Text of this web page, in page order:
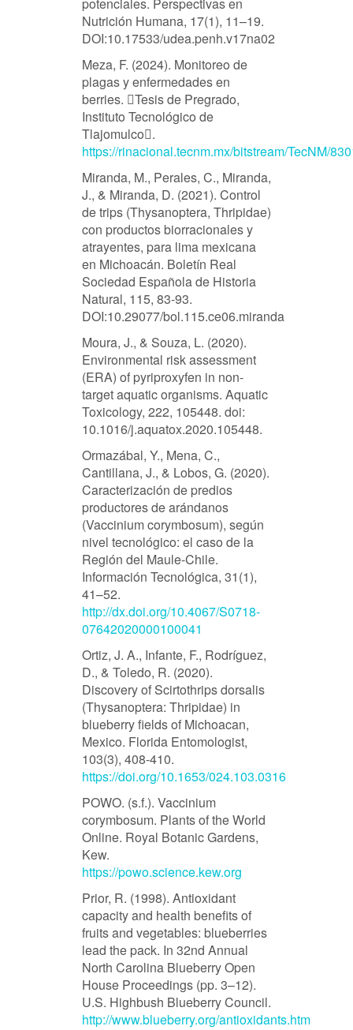
Nutrición Humana, 17(1), 11–19.
DOI:10.17533/udea.penh.v17na02
Meza, F. (2024). Monitoreo de
plagas y enfermedades en
berries. Tesis de Pregrado,
Instituto Tecnológico de
Tlajomulco.
https://rinacional.tecnm.mx/bitstream/TecNM/
Miranda, M., Perales, C., Miranda,
J., & Miranda, D. (2021). Control
de trips (Thysanoptera, Thripidae)
con productos biorracionales y
atrayentes, para lima mexicana
en Michoacán. Boletín Real
Sociedad Española de Historia
Natural, 115, 83-93.
DOI:10.29077/bol.115.ce06.miranda
Moura, J., & Souza, L. (2020).
Environmental risk assessment
(ERA) of pyriproxyfen in non-
target aquatic organisms. Aquatic
Toxicology, 222, 105448. doi:
10.1016/j.aquatox.2020.105448.
Ormazábal, Y., Mena, C.,
Cantillana, J., & Lobos, G. (2020).
Caracterización de predios
productores de arándanos
(Vaccinium corymbosum), según
nivel tecnológico: el caso de la
Región del Maule-Chile.
Información Tecnológica, 31(1),
41–52.
http://dx.doi.org/10.4067/S0718-
07642020000100041
Ortiz, J. A., Infante, F., Rodríguez,
D., & Toledo, R. (2020).
Discovery of Scirtothrips dorsalis
(Thysanoptera: Thripidae) in
blueberry fields of Michoacan,
Mexico. Florida Entomologist,
103(3), 408-410.
https://doi.org/10.1653/024.103.0316
POWO. (s.f.). Vaccinium
corymbosum. Plants of the World
Online. Royal Botanic Gardens,
Kew.
https://powo.science.kew.org
Prior, R. (1998). Antioxidant
capacity and health benefits of
fruits and vegetables: blueberries
lead the pack. In 32nd Annual
North Carolina Blueberry Open
House Proceedings (pp. 3–12).
U.S. Highbush Blueberry Council.
http://www.blueberry.org/antioxidants.htm